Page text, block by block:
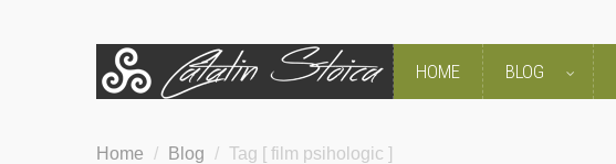
HOME BLOG
Home / Blog / Tag [ film psihologic ]